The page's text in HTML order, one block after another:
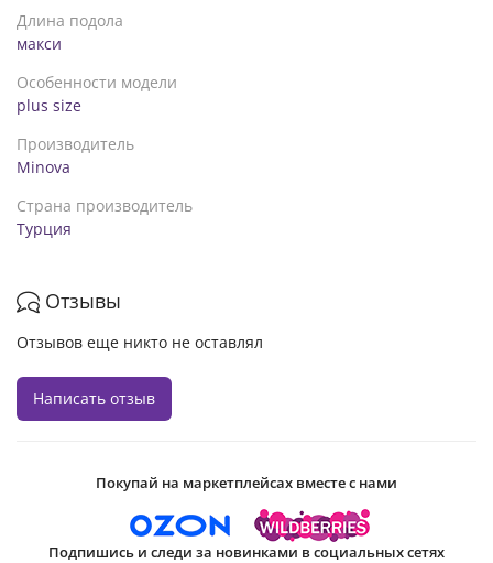
Длина подола
макси
Особенности модели
plus size
Производитель
Minova
Страна производитель
Турция
Отзывы
Отзывов еще никто не оставлял
Написать отзыв
Покупай на маркетплейсах вместе с нами
Подпишись и следи за новинками в социальных сетях